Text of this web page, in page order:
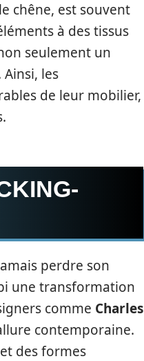
chêne, est souvent
à des tissus
seulement un
les
de leur mobilier,
perdre son
une transformation
comme Charles
contemporaine.
des formes